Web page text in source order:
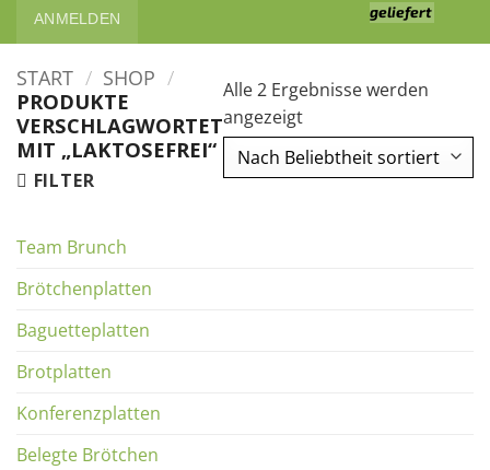
ANMELDEN
geliefert
START / SHOP /
PRODUKTE
VERSCHLAGWORTET
MIT „LAKTOSEFREI“
FILTER
Alle 2 Ergebnisse werden
angezeigtNach
Beliebtheit
sortiert
Team Brunch
Brötchenplatten
Baguetteplatten
Brotplatten
Konferenzplatten
Belegte Brötchen